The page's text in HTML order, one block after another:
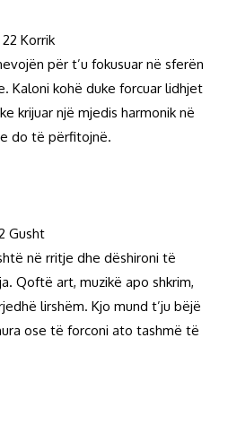
Korrik
për t’u fokusuar në sferën
Kaloni kohë duke forcuar lidhjet
krijuar një mjedis harmonik në
do të përfitojnë.
Gusht
në rritje dhe dëshironi të
Qoftë art, muzikë apo shkrim,
lirshëm. Kjo mund t’ju bëjë
ose të forconi ato tashmë të